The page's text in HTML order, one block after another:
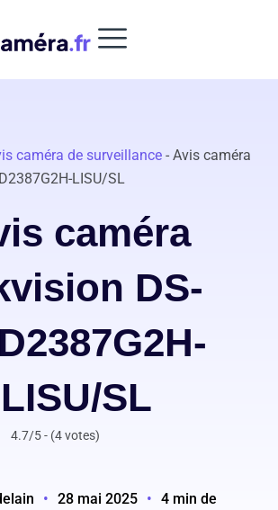
caméra de surveillance - Avis caméra
LISU/SL
caméra
DS-
LISU/SL
4.7/5 - (4 votes)
• 28 mai 2025 • 4 min de